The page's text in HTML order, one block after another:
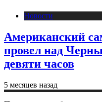
Новости
Американский
провел над
девяти часов
5 месяцев назад